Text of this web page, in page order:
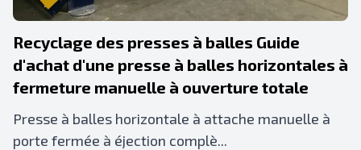
Recyclage des presses à balles Guide
d'achat d'une presse à balles horizontales à
fermeture manuelle à ouverture totale
Presse à balles horizontale à attache manuelle à
porte fermée à éjection complè...